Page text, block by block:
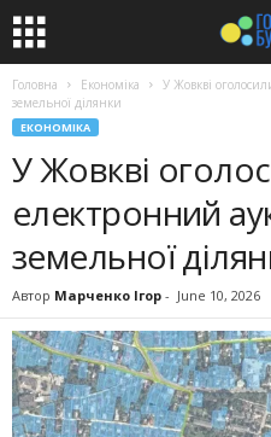
Головна Економіка
У Жовкві
земельної ділянки
ЕКОНОМІКА
У Жовкві
електронний
земельної
Автор Марченко Ігор - June 10, 2026